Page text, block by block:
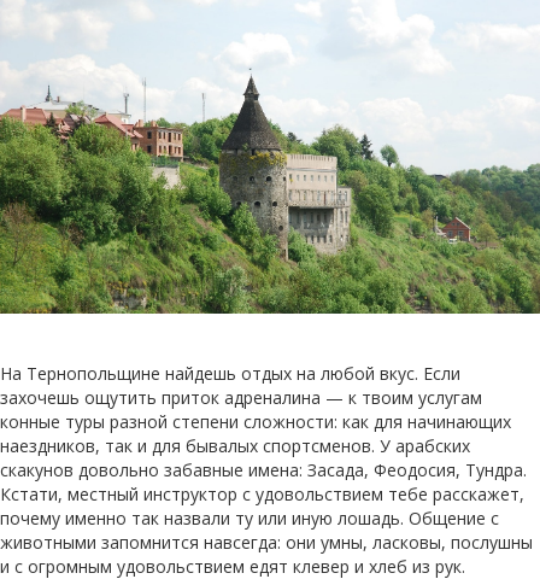
На Тернопольщине найдешь отдых на любой вкус. Если
захочешь ощутить приток адреналина — к твоим услугам
конные туры разной степени сложности: как для начинающих
наездников, так и для бывалых спортсменов. У арабских
скакунов довольно забавные имена: Засада, Феодосия, Тундра.
Кстати, местный инструктор с удовольствием тебе расскажет,
почему именно так назвали ту или иную лошадь. Общение с
животными запомнится навсегда: они умны, ласковы, послушны
и с огромным удовольствием едят клевер и хлеб из рук.